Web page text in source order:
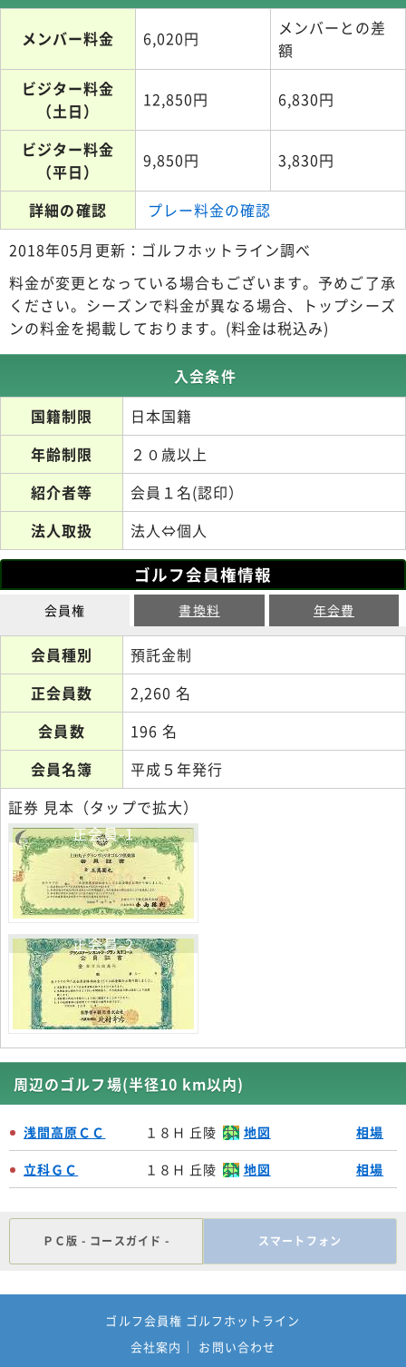
メンバー料金 6,020円
メンバーとの差
額
ビジター料金
（土日）
12,850円 6,830円
ビジター料金
（平日）
9,850円 3,830円
詳細の確認
プレー料金の確認
2018年05月更新：ゴルフホットライン調べ
料金が変更となっている場合もございます。予めご了承
ください。シーズンで料金が異なる場合、トップシーズ
ンの料金を掲載しております。(料金は税込み)
入会条件
国籍制限
日本国籍
年齢制限
２０歳以上
紹介者等
会員１名(認印）
法人取扱
法人⇔個人
ゴルフ会員権情報
会員権 書換料 年会費
会員種別
預託金制
正会員数
2,260 名
会員数
196 名
会員名簿
平成５年発行
証券 見本（タップで拡大）
正会員-1
正会員-2
周辺のゴルフ場(半径10 km以内)
浅間高原ＣＣ １８Ｈ 丘陵 地図 相場
立科ＧＣ １８Ｈ 丘陵 地図 相場
ＰＣ版 - コースガイド - スマートフォン
ゴルフ会員権 ゴルフホットライン
会社案内
お問い合わせ